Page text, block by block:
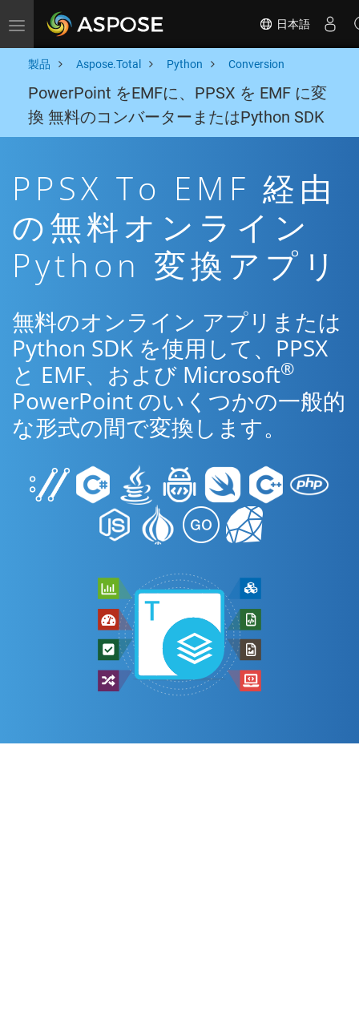
Toggle navigation 日本語
製品 Aspose.Total Python Conversion
PowerPoint をEMFに、PPSX を EMF に変
換 無料のコンバーターまたはPython SDK
PPSX To EMF 経由
の無料オンライン
Python 変換アプリ
無料のオンライン アプリまたは
Python SDK を使用して、PPSX
と EMF、および Microsoft®
PowerPoint のいくつかの一般的
な形式の間で変換します。